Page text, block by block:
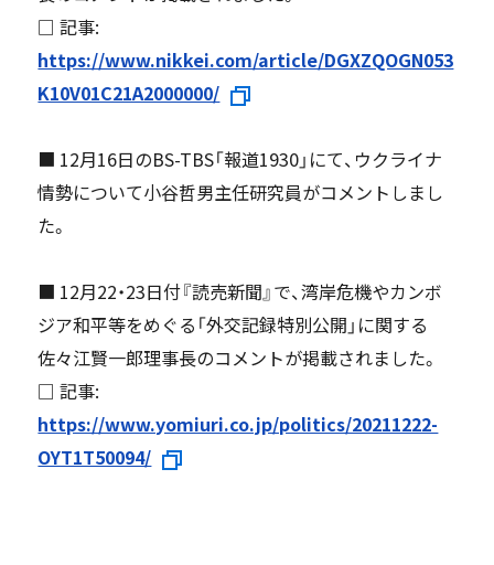
□ 記事:
https://www.nikkei.com/article/DGXZQOGN053
K10V01C21A2000000/
■ 12月16日のBS-TBS「報道1930」にて、ウクライナ
情勢について小谷哲男主任研究員がコメントしまし
た。
■ 12月22・23日付『読売新聞』で、湾岸危機やカンボ
ジア和平等をめぐる「外交記録特別公開」に関する
佐々江賢一郎理事長のコメントが掲載されました。
□ 記事:
https://www.yomiuri.co.jp/politics/20211222-
OYT1T50094/